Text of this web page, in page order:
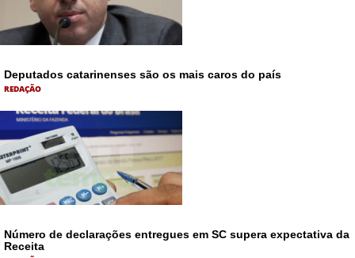
Deputados catarinenses são os mais caros do país
REDAÇÃO
Número de declarações entregues em SC supera expectativa da
Receita